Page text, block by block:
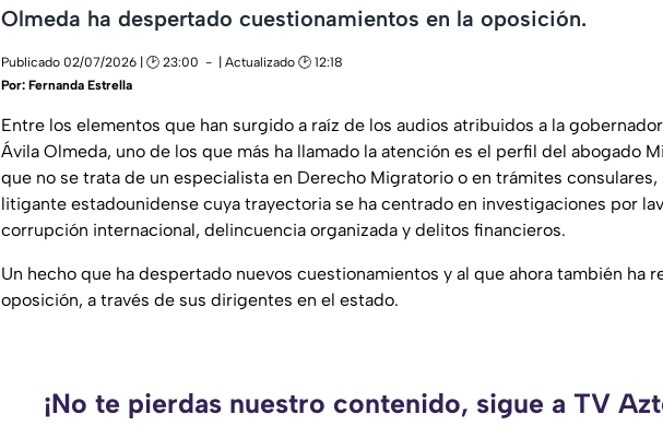
Olmeda ha despertado cuestionamientos en la oposición.
Publicado 02/07/2026 | 🕑 23:00
| Actualizado 🕑 12:18
Por: Fernanda Estrella
Entre los elementos que han surgido a raíz de los audios atribuidos a la
Ávila Olmeda, uno de los que más ha llamado la atención es el perfil del abogado
que no se trata de un especialista en Derecho Migratorio o en trámites consulares,
litigante estadounidense cuya trayectoria se ha centrado en investigaciones por
corrupción internacional, delincuencia organizada y delitos financieros.
Un hecho que ha despertado nuevos cuestionamientos y al que ahora también ha
oposición, a través de sus dirigentes en el estado.
¡No te pierdas nuestro contenido, sigue a TV